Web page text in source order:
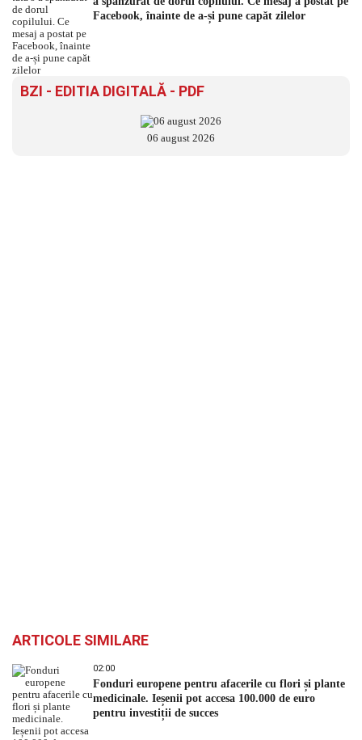
Facebook, înainte de a-și pune capăt zilelor
BZI - EDITIA DIGITALĂ - PDF
06 august 2026
ARTICOLE SIMILARE
02:00
Fonduri europene pentru afacerile cu flori și plante
medicinale. Ieșenii pot accesa 100.000 de euro
pentru investiții de succes